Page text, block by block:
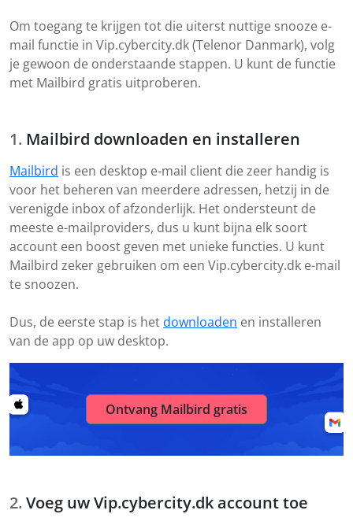
Om toegang te krijgen tot die uiterst nuttige snooze e-
mail functie in Vip.cybercity.dk (Telenor Danmark), volg
je gewoon de onderstaande stappen. U kunt de functie
met Mailbird gratis uitproberen.
Mailbird downloaden en installeren
Mailbird is een desktop e-mail client die zeer handig is
voor het beheren van meerdere adressen, hetzij in de
verenigde inbox of afzonderlijk. Het ondersteunt de
meeste e-mailproviders, dus u kunt bijna elk soort
account een boost geven met unieke functies. U kunt
Mailbird zeker gebruiken om een Vip.cybercity.dk e-mail
te snoozen.
Dus, de eerste stap is het downloaden en installeren
van de app op uw desktop.
Ontvang Mailbird gratis
Voeg uw Vip.cybercity.dk account toe